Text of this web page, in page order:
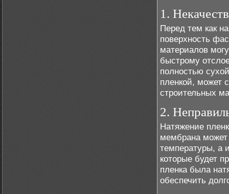
1.
Перед тем как
поверхность
материалов
быстрому
полностью
пленкой, может
строительных
2.
Натяжение
мембрана
температуры, а
которые будет
пленка была
обеспечить